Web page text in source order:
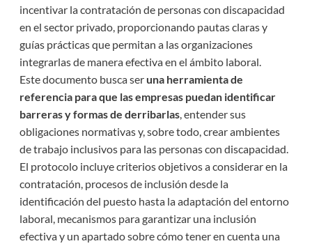
incentivar la contratación de personas con discapacidad
en el sector privado, proporcionando pautas claras y
guías prácticas que permitan a las organizaciones
integrarlas de manera efectiva en el ámbito laboral.
Este documento busca ser una herramienta de
referencia para que las empresas puedan identificar
barreras y formas de derribarlas, entender sus
obligaciones normativas y, sobre todo, crear ambientes
de trabajo inclusivos para las personas con discapacidad.
El protocolo incluye criterios objetivos a considerar en la
contratación, procesos de inclusión desde la
identificación del puesto hasta la adaptación del entorno
laboral, mecanismos para garantizar una inclusión
efectiva y un apartado sobre cómo tener en cuenta una